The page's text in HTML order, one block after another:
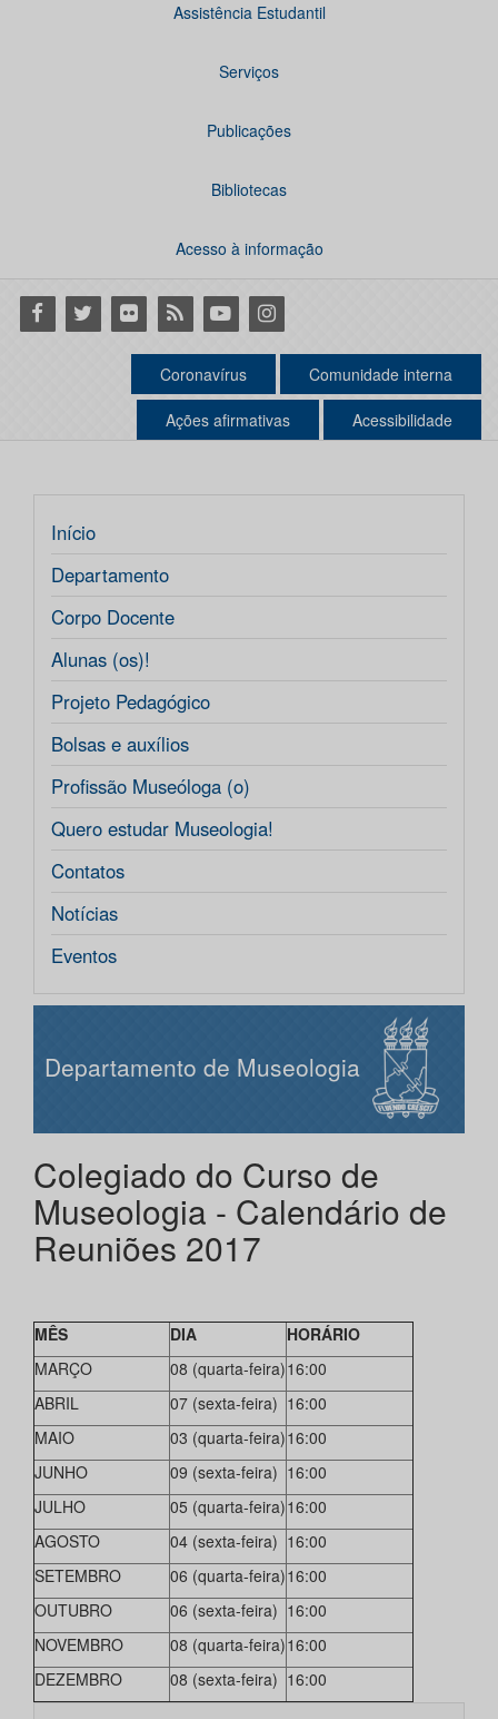
Assistência Estudantil
Serviços
Publicações
Bibliotecas
Acesso à informação
Facebook
Twitter Flickr RSS YoutubeInstagram
Coronavírus Comunidade interna
Ações afirmativas Acessibilidade
Início
Departamento
Corpo Docente
Alunas (os)!
Projeto Pedagógico
Bolsas e auxílios
Profissão Museóloga (o)
Quero estudar Museologia!
Contatos
Notícias
Eventos
Departamento de Museologia
Colegiado do Curso de
Museologia - Calendário de
Reuniões 2017
MÊS DIA
HORÁRIO
MARÇO
08 (quarta-feira)16:00
ABRIL
07 (sexta-feira) 16:00
MAIO
03 (quarta-feira)16:00
JUNHO
09 (sexta-feira) 16:00
JULHO
05 (quarta-feira)16:00
AGOSTO
04 (sexta-feira) 16:00
SETEMBRO
06 (quarta-feira)16:00
OUTUBRO
06 (sexta-feira) 16:00
NOVEMBRO
08 (quarta-feira)16:00
DEZEMBRO
08 (sexta-feira) 16:00